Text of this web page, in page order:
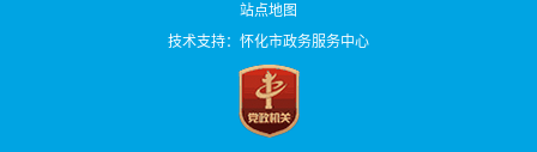
站点地图
技术支持：怀化市政务服务中心